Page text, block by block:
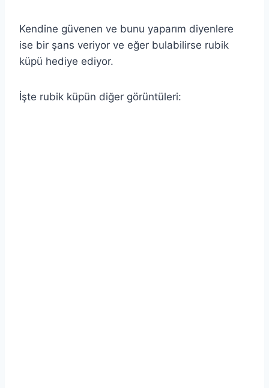
Kendine güvenen ve bunu yaparım diyenlere
ise bir şans veriyor ve eğer bulabilirse rubik
küpü hediye ediyor.
İşte rubik küpün diğer görüntüleri: